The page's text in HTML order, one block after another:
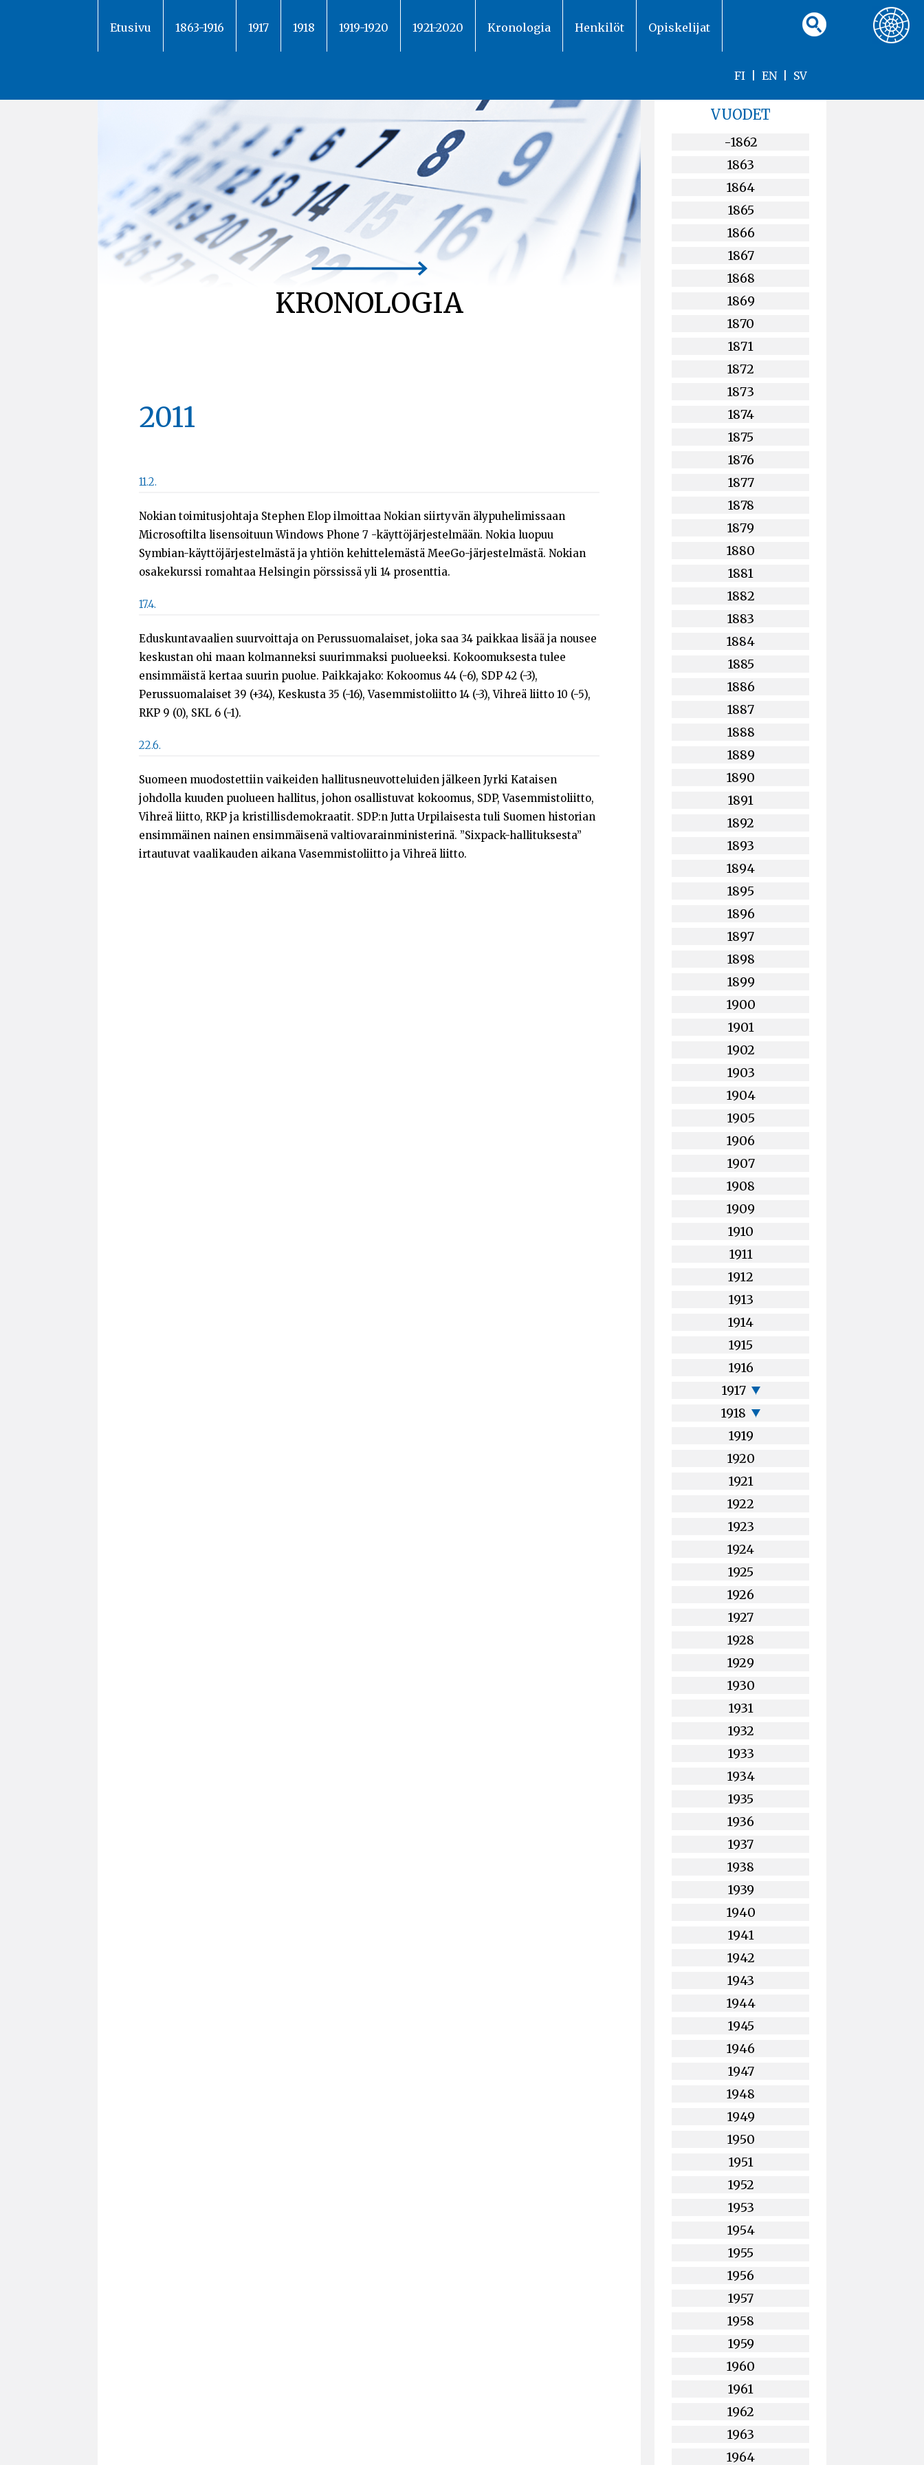
Etusivu 1863-1916 1917 1918 1919-1920 1921-2020 Kronologia Henkilöt Opiskelijat
FI EN| SV
KRONOLOGIA
2011
11.2.
Nokian toimitusjohtaja Stephen Elop ilmoittaa Nokian siirtyvän älypuhelimissaan
Microsoftilta lisensoituun Windows Phone 7 -käyttöjärjestelmään. Nokia luopuu
Symbian-käyttöjärjestelmästä ja yhtiön kehittelemästä MeeGo-järjestelmästä. Nokian
osakekurssi romahtaa Helsingin pörssissä yli 14 prosenttia.
17.4.
Eduskuntavaalien suurvoittaja on Perussuomalaiset, joka saa 34 paikkaa lisää ja nousee
keskustan ohi maan kolmanneksi suurimmaksi puolueeksi. Kokoomuksesta tulee
ensimmäistä kertaa suurin puolue. Paikkajako: Kokoomus 44 (-6), SDP 42 (-3),
Perussuomalaiset 39 (+34), Keskusta 35 (-16), Vasemmistoliitto 14 (-3), Vihreä liitto 10 (-5),
RKP 9 (0), SKL 6 (-1).
22.6.
Suomeen muodostettiin vaikeiden hallitusneuvotteluiden jälkeen Jyrki Kataisen
johdolla kuuden puolueen hallitus, johon osallistuvat kokoomus, SDP, Vasemmistoliitto,
Vihreä liitto, RKP ja kristillisdemokraatit. SDP:n Jutta Urpilaisesta tuli Suomen historian
ensimmäinen nainen ensimmäisenä valtiovarainministerinä. ”Sixpack-hallituksesta”
irtautuvat vaalikauden aikana Vasemmistoliitto ja Vihreä liitto.
VUODET
-1862
1863
1864
1865
1866
1867
1868
1869
1870
1871
1872
1873
1874
1875
1876
1877
1878
1879
1880
1881
1882
1883
1884
1885
1886
1887
1888
1889
1890
1891
1892
1893
1894
1895
1896
1897
1898
1899
1900
1901
1902
1903
1904
1905
1906
1907
1908
1909
1910
1911
1912
1913
1914
1915
1916
1917
1918
1919
1920
1921
1922
1923
1924
1925
1926
1927
1928
1929
1930
1931
1932
1933
1934
1935
1936
1937
1938
1939
1940
1941
1942
1943
1944
1945
1946
1947
1948
1949
1950
1951
1952
1953
1954
1955
1956
1957
1958
1959
1960
1961
1962
1963
1964